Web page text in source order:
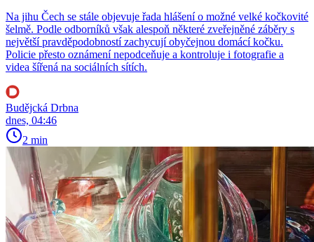
Na jihu Čech se stále objevuje řada hlášení o možné velké kočkovité
šelmě. Podle odborníků však alespoň některé zveřejněné záběry s
největší pravděpodobností zachycují obyčejnou domácí kočku.
Policie přesto oznámení nepodceňuje a kontroluje i fotografie a
videa šířená na sociálních sítích.
Budějcká Drbna
dnes, 04:46
2 min